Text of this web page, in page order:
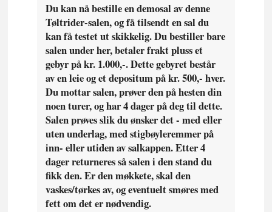
Du kan nå bestille en demosal av denne
Tøltrider-salen, og få tilsendt en sal du
kan få testet ut skikkelig. Du bestiller bare
salen under her, betaler frakt pluss et
gebyr på kr. 1.000,-. Dette gebyret består
av en leie og et depositum på kr. 500,- hver.
Du mottar salen, prøver den på hesten din
noen turer, og har 4 dager på deg til dette.
Salen prøves slik du ønsker det - med eller
uten underlag, med stigbøyleremmer på
inn- eller utiden av salkappen. Etter 4
dager returneres så salen i den stand du
fikk den. Er den møkkete, skal den
vaskes/tørkes av, og eventuelt smøres med
fett om det er nødvendig.